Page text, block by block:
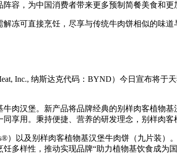
，为中国消费者带来更多预制简餐美食和更
可直接烹饪，尽享与传统牛肉饼相似的味道
纳斯达克代码：BYND）今日宣布将于天
汉堡。新产品将品牌经典的别样肉客植物基
享用。秉持便捷、营养的研发理念，别样肉
以及别样肉客植物基汉堡牛肉饼（九片装）
多样性，推动实现品牌“助力植物基饮食成为